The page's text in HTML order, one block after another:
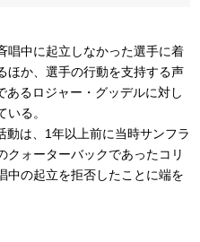
唱中に起立しなかった選手に着
ほか、選手の行動を支持する声
あるロジャー・グッデルに対し
る。
動は、1年以上前に当時サンフラ
クォーターバックであったコリ
中の起立を拒否したことに端を